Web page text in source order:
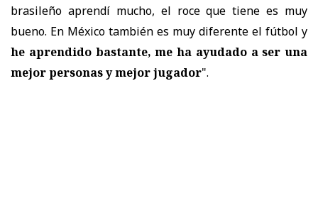
brasileño aprendí mucho, el roce que tiene es muy
bueno. En México también es muy diferente el fútbol y
he aprendido bastante, me ha ayudado a ser una
mejor personas y mejor jugador".